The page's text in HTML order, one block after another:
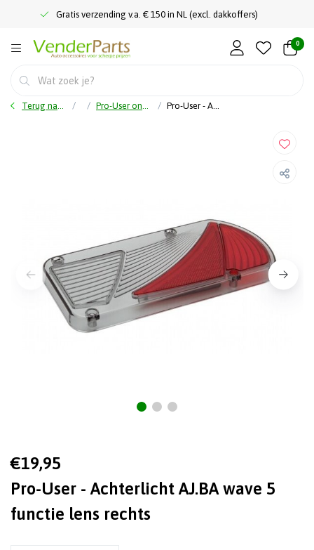
Gratis verzending v.a. € 150 in NL (excl. dakkoffers)
0
Terug naar home Pro-User onderdelen Pro-User - Achterlicht AJ.BA wave 5 functie lens rechts
€19,95
Pro-User - Achterlicht AJ.BA wave 5
functie lens rechts